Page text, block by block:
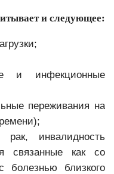
и следующее:
и инфекционные
переживания на
рак, инвалидность
связанные как со
близкого